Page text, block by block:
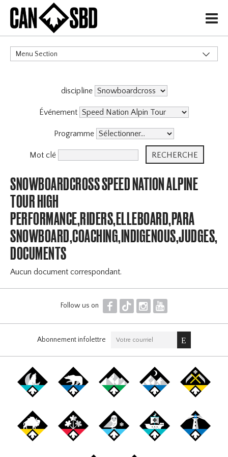
H
Menu Section
discipline
Événement
Programme
Mot clé
SNOWBOARDCROSS SPEED NATION ALPINE
TOUR HIGH
PERFORMANCE,RIDERS,ELLEBOARD,PARA
DOCUMENTS
Aucun document correspondant.
Follow us on F T I Y
Abonnement infolettre